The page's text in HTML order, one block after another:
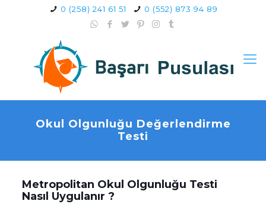
0 (258) 241 61 51 0 (552) 873 94 89
Okul Olgunluğu Değerlendirme
Testi
Metropolitan Okul Olgunluğu Testi
Nasıl Uygulanır ?